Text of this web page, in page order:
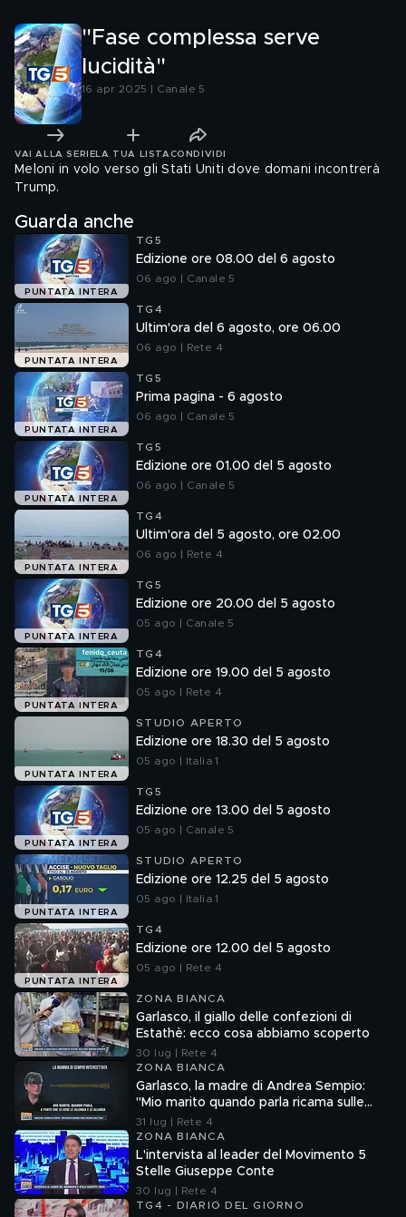
"Fase complessa serve
lucidità"
16 apr 2025 | Canale 5
VAI ALLA SERIE LA TUA LISTA CONDIVIDI
Meloni in volo verso gli Stati Uniti dove domani incontrerà
Trump.
Guarda anche
PUNTATA INTERA
TG5
Edizione ore 08.00 del 6 agosto
06 ago | Canale 5
PUNTATA INTERA
TG4
Ultim'ora del 6 agosto, ore 06.00
06 ago | Rete 4
PUNTATA INTERA
TG5
Prima pagina - 6 agosto
06 ago | Canale 5
PUNTATA INTERA
TG5
Edizione ore 01.00 del 5 agosto
06 ago | Canale 5
PUNTATA INTERA
TG4
Ultim'ora del 5 agosto, ore 02.00
06 ago | Rete 4
PUNTATA INTERA
TG5
Edizione ore 20.00 del 5 agosto
05 ago | Canale 5
PUNTATA INTERA
TG4
Edizione ore 19.00 del 5 agosto
05 ago | Rete 4
PUNTATA INTERA
STUDIO APERTO
Edizione ore 18.30 del 5 agosto
05 ago | Italia 1
PUNTATA INTERA
TG5
Edizione ore 13.00 del 5 agosto
05 ago | Canale 5
PUNTATA INTERA
STUDIO APERTO
Edizione ore 12.25 del 5 agosto
05 ago | Italia 1
PUNTATA INTERA
TG4
Edizione ore 12.00 del 5 agosto
05 ago | Rete 4
ZONA BIANCA
Garlasco, il giallo delle confezioni di
Estathè: ecco cosa abbiamo scoperto
30 lug | Rete 4
ZONA BIANCA
Garlasco, la madre di Andrea Sempio:
"Mio marito quando parla ricama sulle
cose"
31 lug | Rete 4
ZONA BIANCA
L'intervista al leader del Movimento 5
Stelle Giuseppe Conte
30 lug | Rete 4
TG4 - DIARIO DEL GIORNO